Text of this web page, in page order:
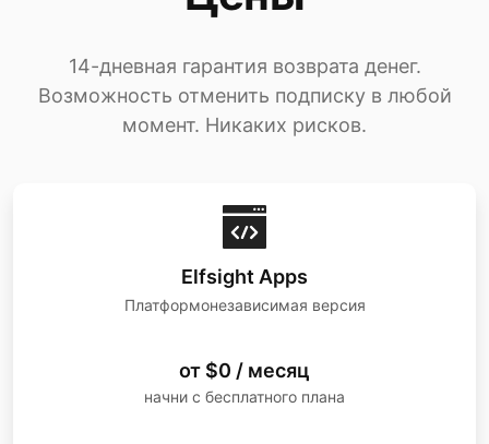
14-дневная гарантия возврата денег.
Возможность отменить подписку в любой
момент. Никаких рисков.
Elfsight Apps
Платформонезависимая версия
от $0 / месяц
начни с бесплатного плана